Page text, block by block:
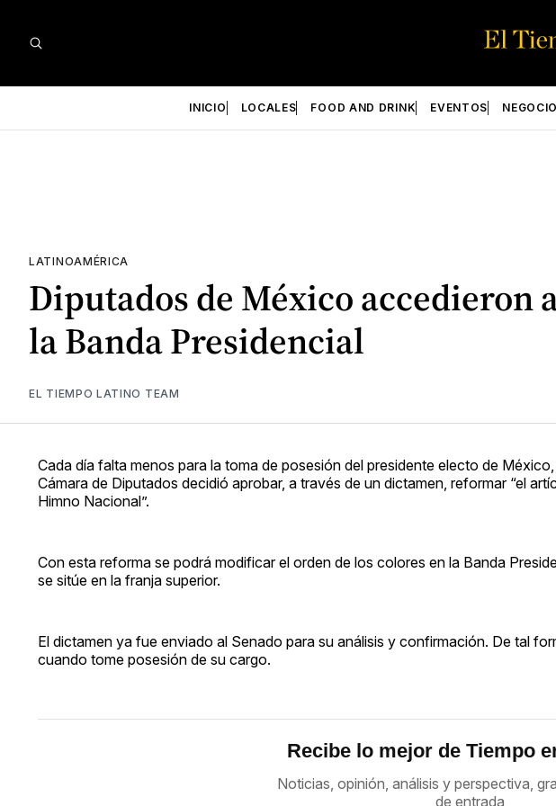
INICIO LOCALES FOOD AND DRINK EVENTOS
LATINOAMÉRICA
Diputados de México accedieron
la Banda Presidencial
EL TIEMPO LATINO TEAM
Cada día falta menos para la toma de posesión del presidente electo de
Cámara de Diputados decidió aprobar, a través de un dictamen, reformar “el
Himno Nacional”.
Con esta reforma se podrá modificar el orden de los colores en la Banda
se sitúe en la franja superior.
El dictamen ya fue enviado al Senado para su análisis y confirmación. De tal
cuando tome posesión de su cargo.
Recibe lo mejor de Tiempo
Noticias, opinión, análisis y perspectiva,
de entrada